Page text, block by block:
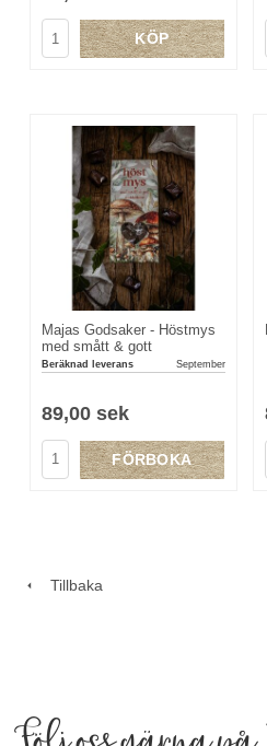
KÖP
Majas Godsaker - Höstmys
med smått & gott
Beräknad leverans September
89,00 sek
FÖRBOKA
Tillbaka